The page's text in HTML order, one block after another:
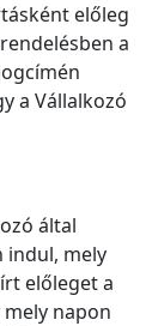
előleg
a
a Vállalkozó
által
indul, mely
előleget a
napon